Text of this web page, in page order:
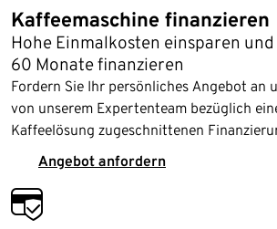
Kaffeemaschine finanzieren
Hohe Einmalkosten einsparen
60 Monate finanzieren
Fordern Sie Ihr persönliches Angebot an
von unserem Expertenteam bezüglich
Kaffeelösung zugeschnittenen
Angebot anfordern
convenient_payment